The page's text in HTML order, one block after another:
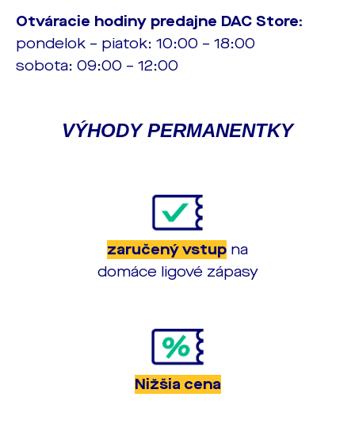
Otváracie hodiny predajne DAC Store:
pondelok – piatok: 10:00 – 18:00
sobota: 09:00 – 12:00
VÝHODY PERMANENTKY
zaručený vstup na
domáce ligové zápasy
Nižšia cena